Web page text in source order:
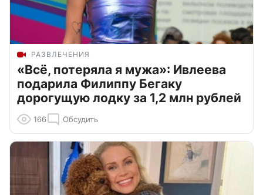
РАЗВЛЕЧЕНИЯ
«Всё, потеряла я мужа»: Ивлеева
подарила Филиппу Бегаку
дорогущую лодку за 1,2 млн рублей
166 Обсудить